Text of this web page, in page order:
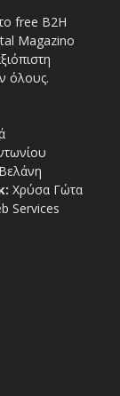
free Β2Η
Magazino
όλους.
Χρύσα Γώτα
Services